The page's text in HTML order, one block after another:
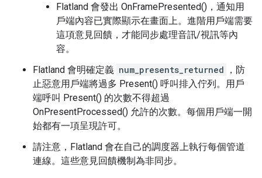
Flatland 會發出 OnFramePresented()，通知用
戶端內容已實際顯示在畫面上。進階用戶端需要
這項意見回饋，才能同步處理音訊/視訊等內
容。
Flatland 會明確定義 num_presents_returned
，防
止惡意用戶端將過多 Present() 呼叫排入佇列。用戶
端呼叫 Present() 的次數不得超過
OnPresentProcessed() 允許的次數。每個用戶端一開
始都有一項呈現許可。
請注意，Flatland 會在自己的調度器上執行每個管道
連線。這些意見回饋機制為非同步。